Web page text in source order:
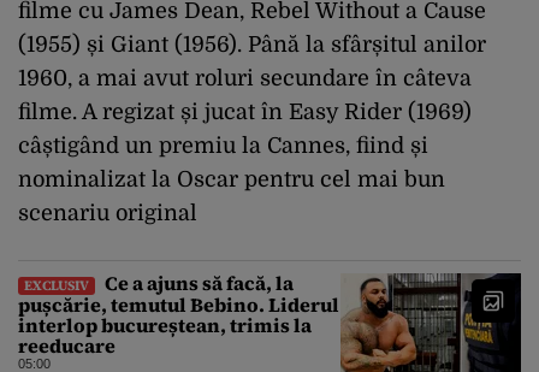
filme cu James Dean, Rebel Without a Cause
(1955) și Giant (1956). Până la sfârșitul anilor
1960, a mai avut roluri secundare în câteva
filme. A regizat și jucat în Easy Rider (1969)
câștigând un premiu la Cannes, fiind și
nominalizat la Oscar pentru cel mai bun
scenariu original
EXCLUSIV
Ce a ajuns să facă, la
pușcărie, temutul Bebino. Liderul
interlop bucureștean, trimis la
reeducare
05:00